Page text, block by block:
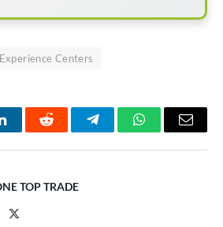
Experience Centers
Reddit TelegramWhatsAppEmail
TOP TRADE